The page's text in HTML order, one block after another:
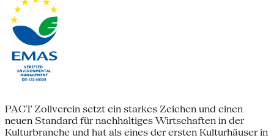
PACT Zollverein setzt ein starkes Zeichen und einen
neuen Standard für nachhaltiges Wirtschaften in der
Kulturbranche und hat als eines der ersten Kulturhäuser in